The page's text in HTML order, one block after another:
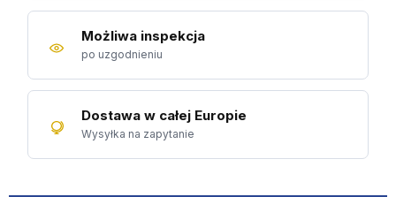
Możliwa inspekcja
po uzgodnieniu
Dostawa w całej Europie
Wysyłka na zapytanie